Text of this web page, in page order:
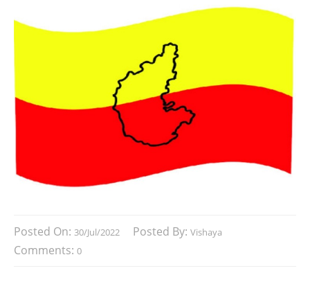
Posted On: 30/Jul/2022 Posted By: Vishaya
Comments: 0